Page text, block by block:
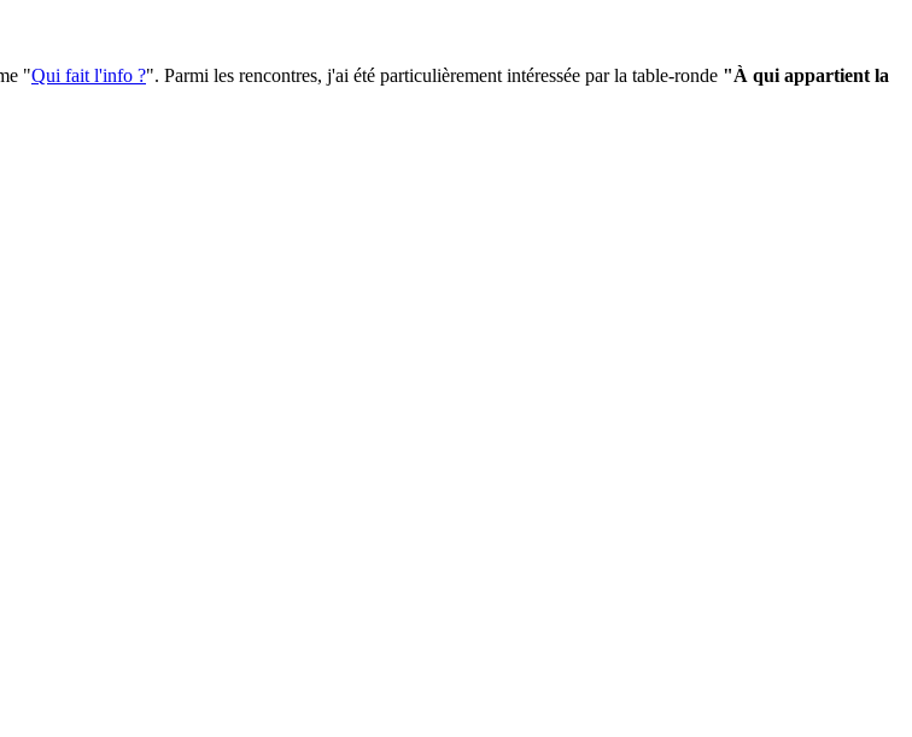
"Qui fait l'info ?". Parmi les rencontres, j'ai été particulièrement intéressée par la table-ronde "À qui appartient la